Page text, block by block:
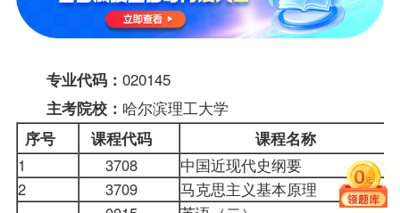
专业代码： 020145
主考院校： 哈尔滨理工大学
序号 课程代码
课程名称
1
3708
中国近现代史纲要
2
3709 马克思主义基本原理